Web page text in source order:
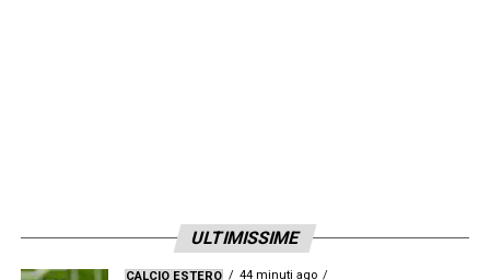
E fu proprio la sua specialità della casa a
ULTIMISSIME
CALCIO ESTERO 44 minuti ago